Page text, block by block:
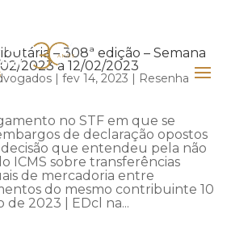
– 308ª edição – Semana
2023 a 12/02/2023
| fev 14, 2023 | Resenha
no STF em que se
de declaração opostos
que entendeu pela não
ICMS sobre transferências
de mercadoria entre
do mesmo contribuinte 10
de 2023 | EDcl na...